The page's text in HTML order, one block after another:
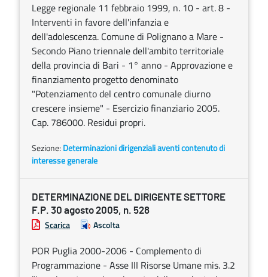
Legge regionale 11 febbraio 1999, n. 10 - art. 8 -
Interventi in favore dell'infanzia e
dell'adolescenza. Comune di Polignano a Mare -
Secondo Piano triennale dell'ambito territoriale
della provincia di Bari - 1° anno - Approvazione e
finanziamento progetto denominato
"Potenziamento del centro comunale diurno
crescere insieme" - Esercizio finanziario 2005.
Cap. 786000. Residui propri.
Sezione: Determinazioni dirigenziali aventi contenuto di
interesse generale
DETERMINAZIONE DEL DIRIGENTE SETTORE
F.P. 30 agosto 2005, n. 528
Scarica Ascolta
POR Puglia 2000-2006 - Complemento di
Programmazione - Asse III Risorse Umane mis. 3.2